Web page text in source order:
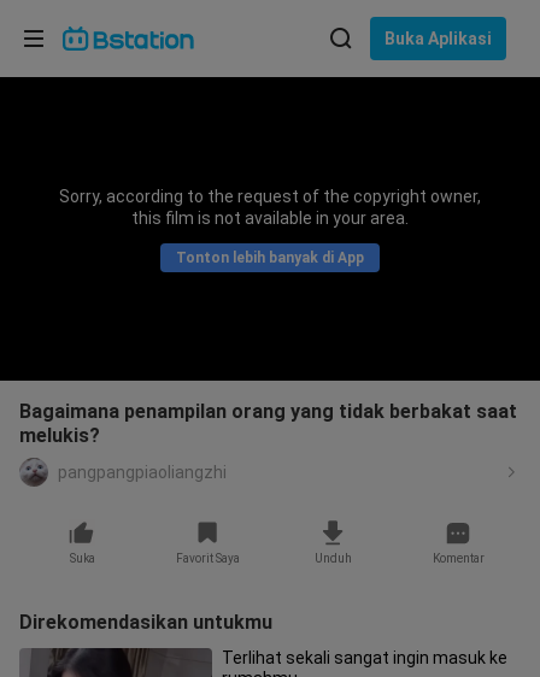
Buka Aplikasi
Sorry, according to the request of the copyright owner,
this film is not available in your area.
Tonton lebih banyak di App
Bagaimana penampilan orang yang tidak berbakat saat
melukis?
pangpangpiaoliangzhi
Suka Favorit Saya Unduh Komentar
Direkomendasikan untukmu
Terlihat sekali sangat ingin masuk ke
Pilih bahasa
Bahasa Indonesia